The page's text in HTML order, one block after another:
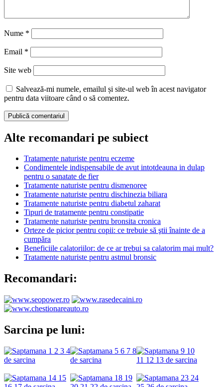
Nume *
Email *
Site web
Salvează-mi numele, emailul și site-ul web în acest navigator
pentru data viitoare când o să comentez.
Alte recomandari pe subiect
Tratamente naturiste pentru eczeme
Condimentele indispensabile de avut intotdeauna in dulap
pentru o sanatate de fier
Tratamente naturiste pentru dismenoree
Tratamente naturiste pentru dischinezia biliara
Tratamente naturiste pentru diabetul zaharat
Tipuri de tratamente pentru constipatie
Tratamente naturiste pentru bronsita cronica
Orteze de picior pentru copii: ce trebuie să ştii înainte de a
cumpăra
Beneficiile calatoriilor: de ce ar trebui sa calatorim mai mult?
Tratamente naturiste pentru astmul bronsic
Recomandari:
Sarcina pe luni: